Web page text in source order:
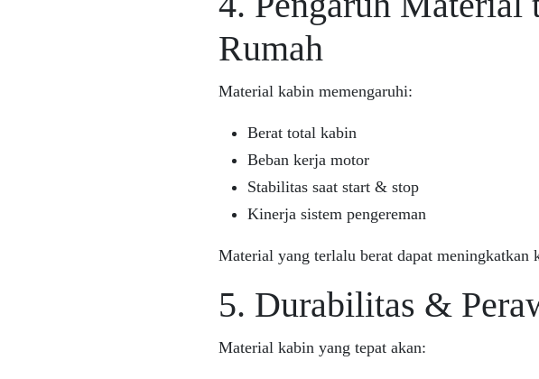
Rumah
Material kabin memengaruhi:
Berat total kabin
Beban kerja motor
Stabilitas saat start & stop
Kinerja sistem pengereman
Material yang terlalu berat dapat meningkatkan
5. Durabilitas &
Material kabin yang tepat akan: